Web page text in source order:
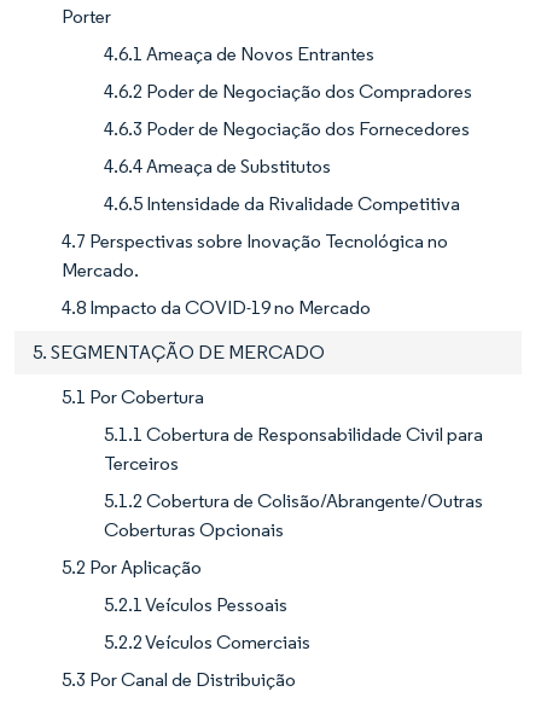
Porter
4.6.1 Ameaça de Novos Entrantes
4.6.2 Poder de Negociação dos Compradores
4.6.3 Poder de Negociação dos Fornecedores
4.6.4 Ameaça de Substitutos
4.6.5 Intensidade da Rivalidade Competitiva
4.7 Perspectivas sobre Inovação Tecnológica no
Mercado.
4.8 Impacto da COVID-19 no Mercado
5. SEGMENTAÇÃO DE MERCADO
5.1 Por Cobertura
5.1.1 Cobertura de Responsabilidade Civil para
Terceiros
5.1.2 Cobertura de Colisão/Abrangente/Outras
Coberturas Opcionais
5.2 Por Aplicação
5.2.1 Veículos Pessoais
5.2.2 Veículos Comerciais
5.3 Por Canal de Distribuição